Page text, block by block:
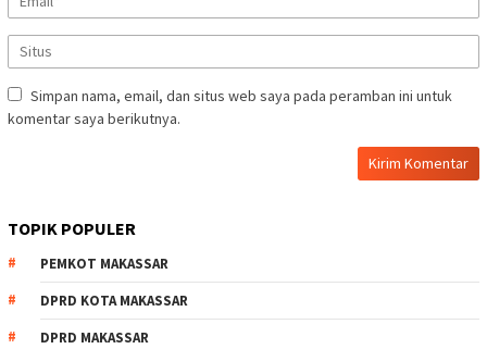
Simpan nama, email, dan situs web saya pada peramban ini untuk
komentar saya berikutnya.
TOPIK POPULER
PEMKOT MAKASSAR
DPRD KOTA MAKASSAR
DPRD MAKASSAR